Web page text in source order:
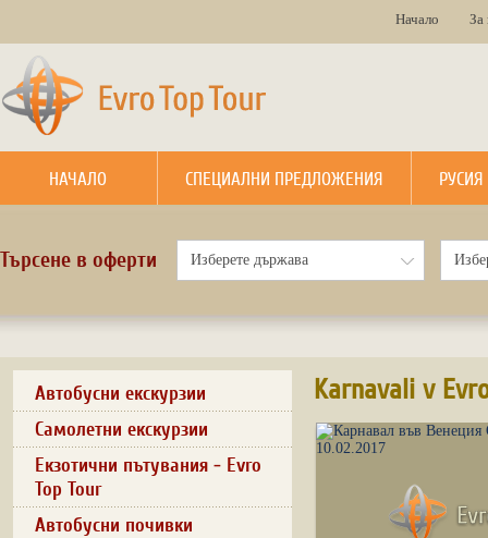
Начало За
НАЧАЛО СПЕЦИАЛНИ ПРЕДЛОЖЕНИЯ РУСИЯ
Търсене в оферти
Автобусни екскурзии
Самолетни екскурзии
Екзотични пътувания - Evro
Top Tour
Автобусни почивки
Karnavali v